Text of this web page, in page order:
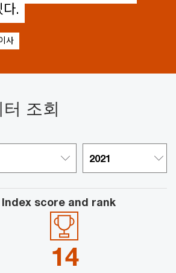
.
사
조회
Index score and rank
14